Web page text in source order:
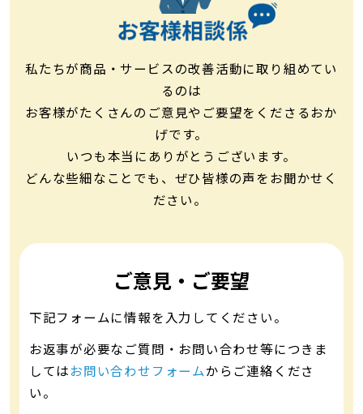
私たちが商品・サービスの改善活動に取り組めてい
るのは
お客様がたくさんのご意見やご要望をくださるおか
げです。
いつも本当にありがとうございます。
どんな些細なことでも、ぜひ皆様の声をお聞かせく
ださい。 ​
ご意見・ご要望
下記フォームに情報を入力してください。
お返事が必要なご質問・お問い合わせ等につきま
してはお問い合わせフォームからご連絡くださ
い。